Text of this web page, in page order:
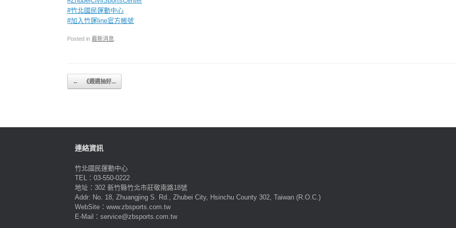
#竹北國民運動中心
#加入竹運line官方帳號
Posted in 最新消息
Post navigation
← 《週週抽好...
連絡資訊
竹北國民運動中心
TEL：03-550-0222
地址：302 新竹縣竹北市莊敬南路18號
Addr: No. 18, Zhuangjing S. Rd., Zhubei City, Hsinchu County 302, Taiwan (R.O.C.)
WebSite：www.zbsports.com.tw
E-Mail：service@zbsports.com.tw